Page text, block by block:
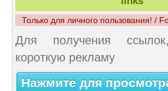
Только для личного пользования! /
Для получения
короткую рекламу
Нажмите для